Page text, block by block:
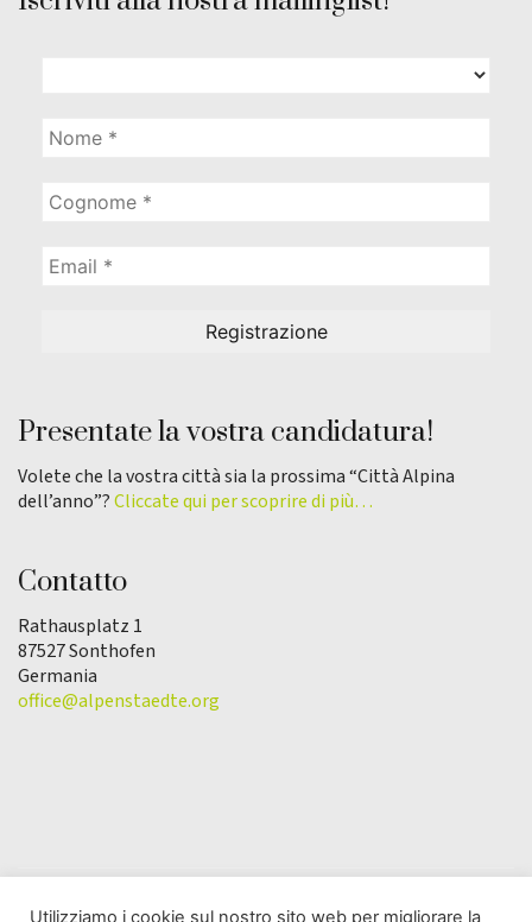
Presentate la vostra candidatura!
Volete che la vostra città sia la prossima “Città Alpina
dell’anno”?Cliccate qui per scoprire di più…
Contatto
Rathausplatz 1
87527 Sonthofen
Germania
office@alpenstaedte.org
Utilizziamo i cookie sul nostro sito web per migliorare la